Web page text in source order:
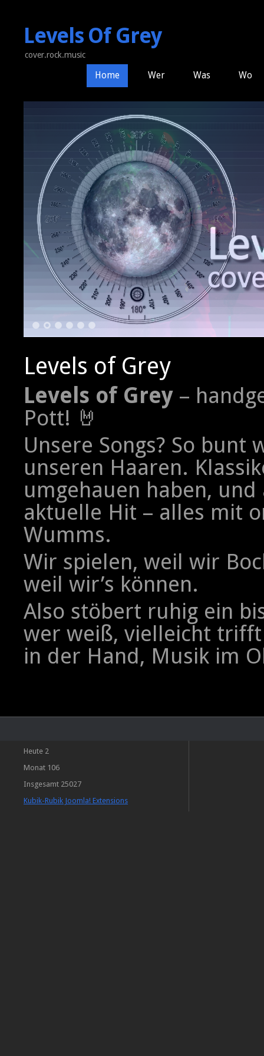
Levels Of Grey
cover.rock.music
Home Wer Was Wo
Levels of Grey
Levels of Grey –
Pott! 🤘
Unsere Songs? So
unseren Haaren.
umgehauen haben,
aktuelle Hit – alles mit
Wumms.
Wir spielen, weil wir
weil wir’s können.
Also stöbert ruhig ein
wer weiß, vielleicht
in der Hand, Musik im
Heute 2
Monat 106
Insgesamt 25027
Kubik-Rubik Joomla! Extensions